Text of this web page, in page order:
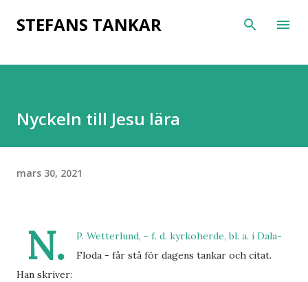
Fortsätt till huvudinnehåll
STEFANS TANKAR
Nyckeln till Jesu lära
mars 30, 2021
N.
P. Wetterlund, - f. d. kyrkoherde, bl. a. i Dala-
Floda - får stå för dagens tankar och citat.
Han skriver: